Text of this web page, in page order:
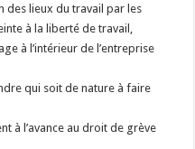
des lieux du travail par les
à la liberté de travail,
à l’intérieur de l’entreprise
qui soit de nature à faire
à l’avance au droit de grève